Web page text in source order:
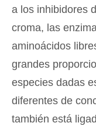
a los inhibidores
croma, las
aminoácidos
grandes
especies dadas
diferentes de
también está